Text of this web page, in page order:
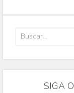
SIGA O